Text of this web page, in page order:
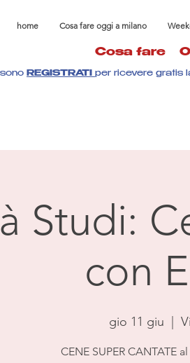
home Cosa fare oggi a milano
Cosa fare
REGISTRATI per ricevere gratis
Studi:
con
gio 11 giu
CENE SUPER CANTATE